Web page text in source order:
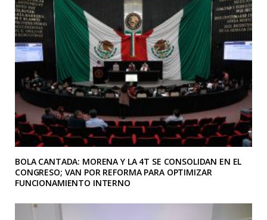
BOLA CANTADA: MORENA Y LA 4T SE CONSOLIDAN EN EL
CONGRESO; VAN POR REFORMA PARA OPTIMIZAR
FUNCIONAMIENTO INTERNO